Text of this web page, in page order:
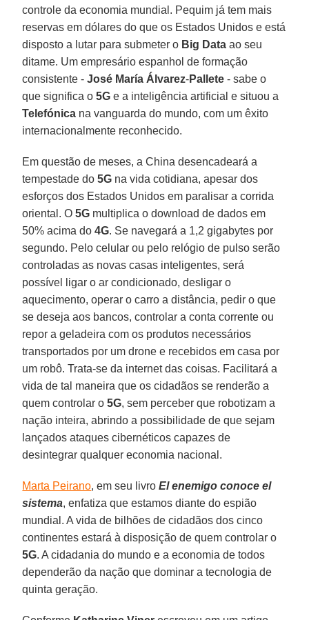
controle da economia mundial. Pequim já tem mais
reservas em dólares do que os Estados Unidos e está
disposto a lutar para submeter o Big Data ao seu
ditame. Um empresário espanhol de formação
consistente -José María Álvarez-Pallete - sabe o
que significa o5G e a inteligência artificial e situou a
Telefónica na vanguarda do mundo, com um êxito
internacionalmente reconhecido.
Em questão de meses, a China desencadeará a
tempestade do5G na vida cotidiana, apesar dos
esforços dos Estados Unidos em paralisar a corrida
oriental. O5G multiplica o download de dados em
50% acima do4G. Se navegará a 1,2 gigabytes por
segundo. Pelo celular ou pelo relógio de pulso serão
controladas as novas casas inteligentes, será
possível ligar o ar condicionado, desligar o
aquecimento, operar o carro a distância, pedir o que
se deseja aos bancos, controlar a conta corrente ou
repor a geladeira com os produtos necessários
transportados por um drone e recebidos em casa por
um robô. Trata-se da internet das coisas. Facilitará a
vida de tal maneira que os cidadãos se renderão a
quem controlar o5G, sem perceber que robotizam a
nação inteira, abrindo a possibilidade de que sejam
lançados ataques cibernéticos capazes de
desintegrar qualquer economia nacional.
Marta Peirano, em seu livroEl enemigo conoce el
sistema, enfatiza que estamos diante do espião
mundial. A vida de bilhões de cidadãos dos cinco
continentes estará à disposição de quem controlar o
5G. A cidadania do mundo e a economia de todos
dependerão da nação que dominar a tecnologia de
quinta geração.